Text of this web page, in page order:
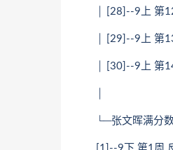
│ [28]--9上 第12
│ [29]--9上 第13
│ [30]--9上 第14
└─张文晖满分数